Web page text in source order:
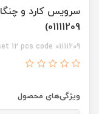
01111209)
12 pcs code 01111209
ویژگی‌های محصول